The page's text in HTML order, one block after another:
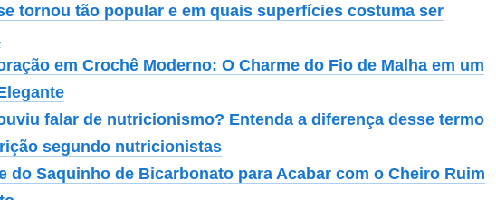
tornou tão popular e em quais superfícies costuma ser
em Crochê Moderno: O Charme do Fio de Malha em um
falar de nutricionismo? Entenda a diferença desse termo
segundo nutricionistas
do Saquinho de Bicarbonato para Acabar com o Cheiro Ruim